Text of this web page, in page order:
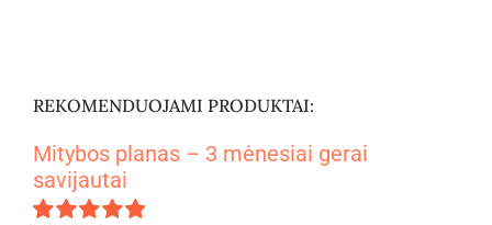
REKOMENDUOJAMI PRODUKTAI:
Mitybos planas – 3 mėnesiai gerai
savijautai